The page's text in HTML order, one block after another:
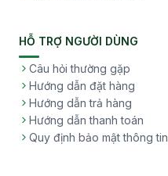
HỖ TRỢ NGƯỜI DÙNG
Câu hỏi thường gặp
Hướng dẫn đặt hàng
Hướng dẫn trả hàng
Hướng dẫn thanh toán
Quy định bảo mật thông tin